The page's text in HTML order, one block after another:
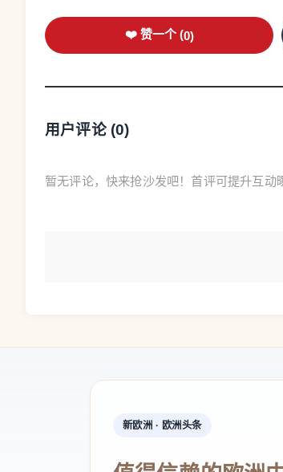
❤️ 赞一个 (0)
用户评论 (0)
暂无评论，快来抢沙发吧！首评可提升互动
新欧洲 · 欧洲头条